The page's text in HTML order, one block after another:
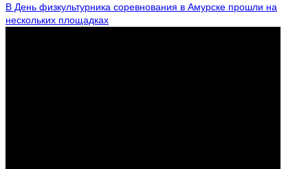
В День физкультурника соревнования в Амурске прошли на
нескольких площадках